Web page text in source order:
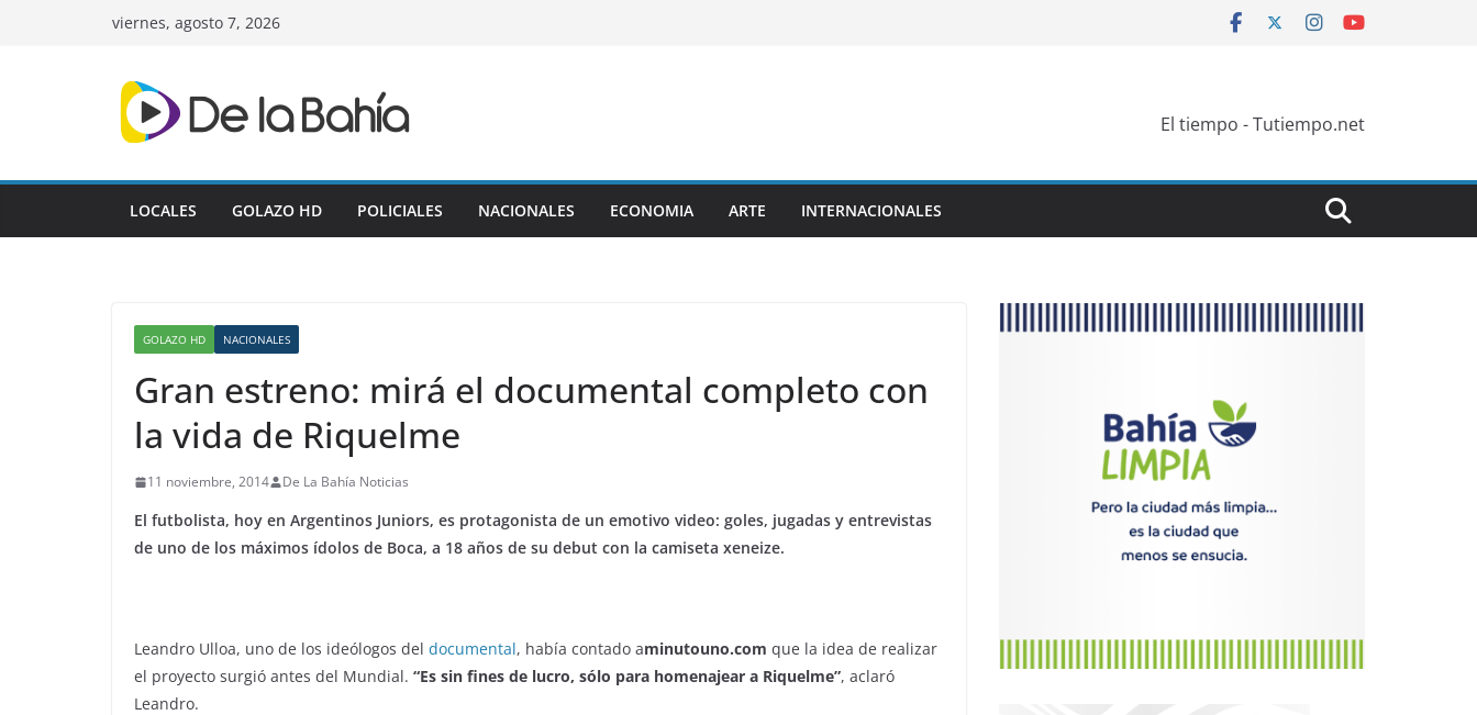
viernes, agosto 7, 2026
El tiempo - Tutiempo.net
LOCALES GOLAZO HD POLICIALES NACIONALES ECONOMIA ARTE INTERNACIONALES
GOLAZO HD NACIONALES
Gran estreno: mirá el documental completo con
la vida de Riquelme
11 noviembre, 2014 De La Bahía Noticias
El futbolista, hoy en Argentinos Juniors, es protagonista de un emotivo video: goles, jugadas y entrevistas
de uno de los máximos ídolos de Boca, a 18 años de su debut con la camiseta xeneize.
Leandro Ulloa, uno de los ideólogos del documental, había contado aminutouno.com que la idea de realizar
el proyecto surgió antes del Mundial. “Es sin fines de lucro, sólo para homenajear a Riquelme”, aclaró
Leandro.